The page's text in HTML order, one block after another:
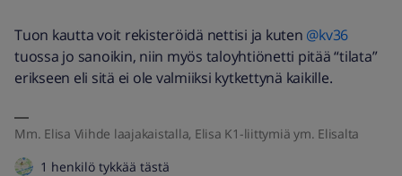
Tuon kautta voit rekisteröidä nettisi ja kuten ​ @kv36
tuossa jo sanoikin, niin myös taloyhtiönetti pitää “tilata”
erikseen eli sitä ei ole valmiiksi kytkettynä kaikille.
Mm. Elisa Viihde laajakaistalla, Elisa K1-liittymiä ym. Elisalta
1 henkilö tykkää tästä